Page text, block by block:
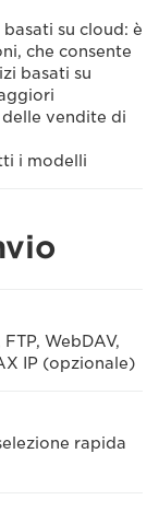
su cloud: è
che consente
basati su
vendite di
i modelli
WebDAV,
IP (opzionale)
rapida